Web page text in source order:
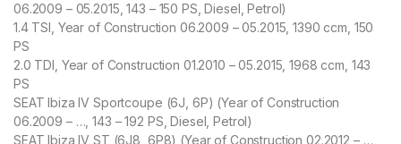
06.2009 – 05.2015, 143 – 150 PS, Diesel, Petrol)
1.4 TSI, Year of Construction 06.2009 – 05.2015, 1390 ccm, 150
PS
2.0 TDI, Year of Construction 01.2010 – 05.2015, 1968 ccm, 143
PS
SEAT Ibiza IV Sportcoupe (6J, 6P) (Year of Construction
06.2009 – …, 143 – 192 PS, Diesel, Petrol)
SEAT Ibiza IV ST (6J8, 6P8) (Year of Construction 02.2012 – …,